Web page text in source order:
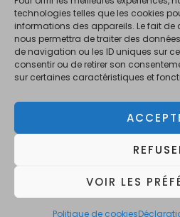
technologies telles que les cookies
informations des appareils. Le fait
nous permettra de traiter des
de navigation ou les ID uniques sur
consentir ou de retirer son
sur certaines caractéristiques et
VOIR LES
Politique de cookies
La consommation d'alcool est
enceintes. La vente d'alcool est interdite
En accédant à ce site et à nos offres,
Copyright © 2026 Le XOT
consommer avec